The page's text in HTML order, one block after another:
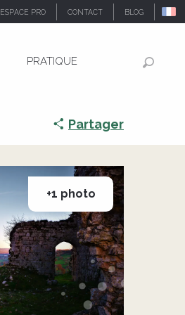
ESPACE PRO CONTACT BLOG
PRATIQUE
Partager
+1 photo